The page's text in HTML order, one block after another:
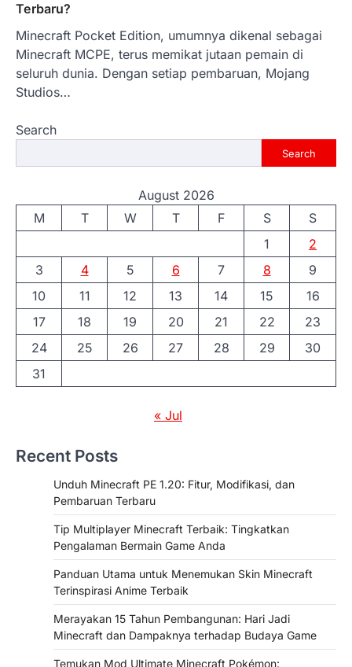
Terbaru?
Minecraft Pocket Edition, umumnya dikenal sebagai
Minecraft MCPE, terus memikat jutaan pemain di
seluruh dunia. Dengan setiap pembaruan, Mojang
Studios…
Search
Search
August 2026
M
T W T F S
S
1
2
3
4 5 6 7 8
9
10
11 12 13 14 15
16
17
18 19 20 21 22
23
24
25 26 27 28 29
30
31
« Jul
Recent Posts
Unduh Minecraft PE 1.20: Fitur, Modifikasi, dan
Pembaruan Terbaru
Tip Multiplayer Minecraft Terbaik: Tingkatkan
Pengalaman Bermain Game Anda
Panduan Utama untuk Menemukan Skin Minecraft
Terinspirasi Anime Terbaik
Merayakan 15 Tahun Pembangunan: Hari Jadi
Minecraft dan Dampaknya terhadap Budaya Game
Temukan Mod Ultimate Minecraft Pokémon: